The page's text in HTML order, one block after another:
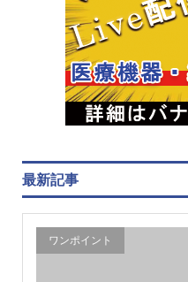
最新記事
ワンポイント